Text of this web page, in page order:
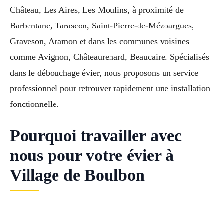
Château, Les Aires, Les Moulins, à proximité de
Barbentane, Tarascon, Saint-Pierre-de-Mézoargues,
Graveson, Aramon et dans les communes voisines
comme Avignon, Châteaurenard, Beaucaire. Spécialisés
dans le débouchage évier, nous proposons un service
professionnel pour retrouver rapidement une installation
fonctionnelle.
Pourquoi travailler avec
nous pour votre évier à
Village de Boulbon